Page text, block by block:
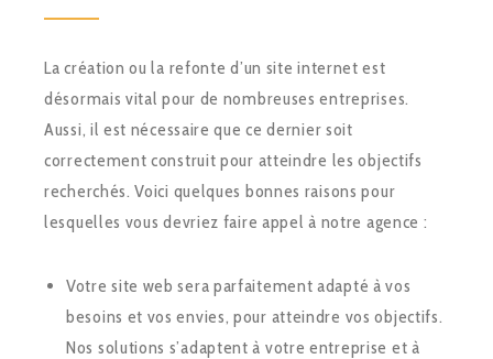
La création ou la refonte d’un site internet est
désormais vital pour de nombreuses entreprises.
Aussi, il est nécessaire que ce dernier soit
correctement construit pour atteindre les objectifs
recherchés. Voici quelques bonnes raisons pour
lesquelles vous devriez faire appel à notre agence :
Votre site web sera parfaitement adapté à vos
besoins et vos envies, pour atteindre vos objectifs.
Nos solutions s’adaptent à votre entreprise et à